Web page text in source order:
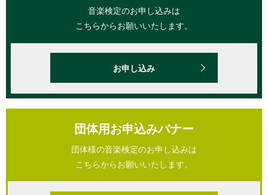
音楽検定のお申し込みは
こちらからお願いいたします。
お申し込み
団体用お申込みバナー
団体様の音楽検定のお申し込みは
こちらからお願いいたします。